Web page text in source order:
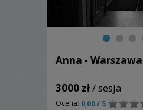
Anna - Warszawa
3000 zł/ sesja
Ocena: 0,00 / 5